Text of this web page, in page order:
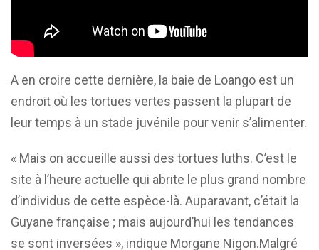
A en croire cette dernière, la baie de Loango est un
endroit où les tortues vertes passent la plupart de
leur temps à un stade juvénile pour venir s’alimenter.
« Mais on accueille aussi des tortues luths. C’est le
site à l’heure actuelle qui abrite le plus grand nombre
d’individus de cette espèce-là. Auparavant, c’était la
Guyane française ; mais aujourd’hui les tendances
se sont inversées », indique Morgane Nigon.Malgré